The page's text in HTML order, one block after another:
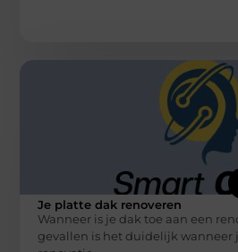
Je platte dak renoveren
Wanneer is je dak toe aan een
gevallen is het duidelijk wanneer